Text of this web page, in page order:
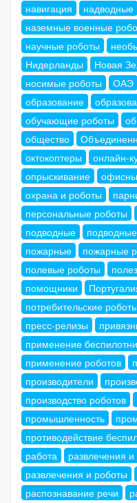
навигация
надводные
наземные военные
научные роботы
Нидерланды
Новая
носимые роботы
ОАЭ
образование
обучающие роботы
общество
октокоптеры
онлайн-
опрыскивание
охрана и роботы
персональные роботы
подводные
пожарные
пожарные
полевые роботы
помощники
потребительские
пресс-релизы
применение
применение роботов
производители
производство роботов
промышленность
противодействие
работа
развлечения
развлечения и роботы
распознавание речи